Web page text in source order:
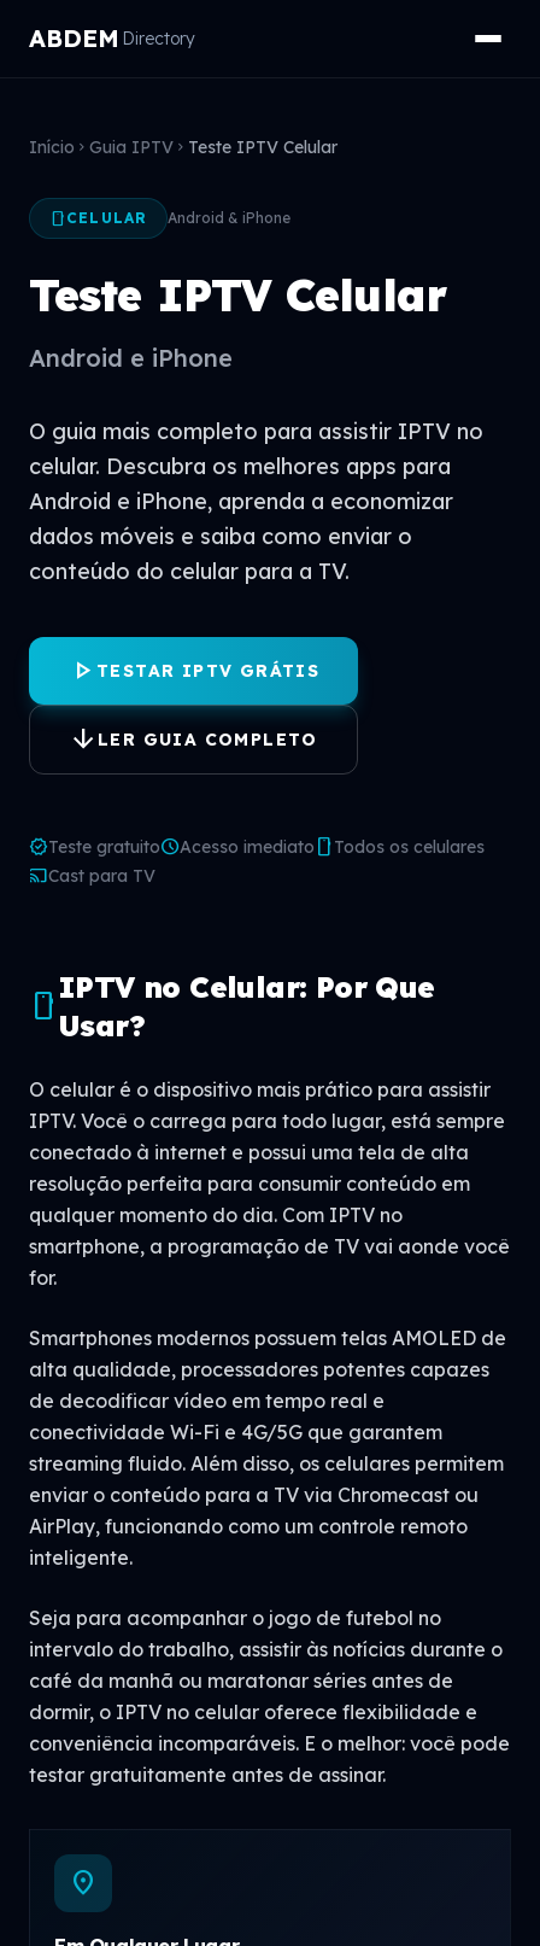
ABDEM Directory
Início chevron_right Guia IPTV chevron_right Teste IPTV Celular
smartphone CELULAR Android & iPhone
Teste IPTV Celular
Android e iPhone
O guia mais completo para assistir IPTV no
celular. Descubra os melhores apps para
Android e iPhone, aprenda a economizar
dados móveis e saiba como enviar o
conteúdo do celular para a TV.
play_arrow TESTAR IPTV GRÁTIS
arrow_downward LER GUIA COMPLETO
verifiedTeste gratuitoscheduleAcesso imediato smartphoneTodos os celulares
castCast para TV
smartphone
IPTV no Celular: Por Que
Usar?
O celular é o dispositivo mais prático para assistir
IPTV. Você o carrega para todo lugar, está sempre
conectado à internet e possui uma tela de alta
resolução perfeita para consumir conteúdo em
qualquer momento do dia. Com IPTV no
smartphone, a programação de TV vai aonde você
for.
Smartphones modernos possuem telas AMOLED de
alta qualidade, processadores potentes capazes
de decodificar vídeo em tempo real e
conectividade Wi-Fi e 4G/5G que garantem
streaming fluido. Além disso, os celulares permitem
enviar o conteúdo para a TV via Chromecast ou
AirPlay, funcionando como um controle remoto
inteligente.
Seja para acompanhar o jogo de futebol no
intervalo do trabalho, assistir às notícias durante o
café da manhã ou maratonar séries antes de
dormir, o IPTV no celular oferece flexibilidade e
conveniência incomparáveis. E o melhor: você pode
testar gratuitamente antes de assinar.
location_on